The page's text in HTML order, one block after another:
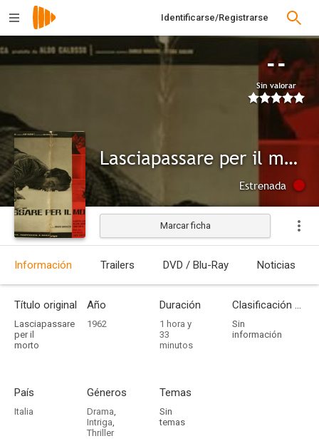
Identificarse/Registrarse
--
Sin valorar
Lasciapassare per il morto
Estrenada
Marcar ficha
Información Trailers DVD / Blu-Ray Noticias
Título original
Lasciapassare
per il
morto
Año
1962
Duración
1 hora y
33
minutos
Clasificación por edades
Sin
información
País
Italia
Géneros
Drama,
Intriga,
Thriller
Temas
Sin
temas